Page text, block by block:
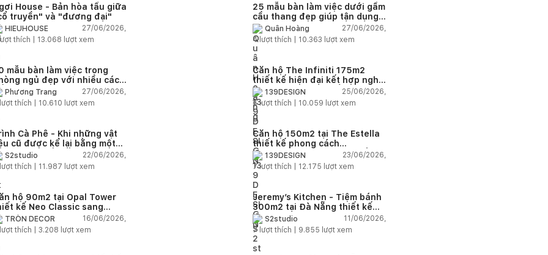
House - Bản hòa tấu giữa
truyền" và "đương đại"
HIEUHOUSE
27/06/2026,
thích | 13.068 lượt xem
25 mẫu bàn làm việc dưới gầm
cầu thang đẹp giúp tận dụng
diện tích tưởng chừng bị bỏ
quên
Quân Hoàng
27/06/2026,
4lượt thích | 10.363 lượt xem
mẫu bàn làm việc trong
ngủ đẹp với nhiều cách
trí thông minh cho mọi diện
Phương Trang
27/06/2026,
lượt thích | 10.610 lượt xem
Căn hộ The Infiniti 175m2
thiết kế hiện đại kết hợp nghệ
thuật Modern Art đầy cảm xúc
139DESIGN
25/06/2026,
6lượt thích | 10.059 lượt xem
Cà Phê - Khi những vật
cũ được kể lại bằng một
ngữ thiết kế mới
S2studio
22/06/2026,
lượt thích | 11.987 lượt xem
Căn hộ 150m2 tại The Estella
thiết kế phong cách
Farmhouse thanh lịch và ấm
áp
139DESIGN
23/06/2026,
7lượt thích | 12.175 lượt xem
hộ 90m2 tại Opal Tower
kế Neo Classic sang
cho gia đình trẻ
TRÒN DECOR
16/06/2026,
lượt thích | 3.208 lượt xem
Jeremy’s Kitchen - Tiệm bánh
300m2 tại Đà Nẵng thiết kế
phong cách công nghiệp hiện
đại ngập tràn ánh sáng tự
nhiên
S2studio
11/06/2026,
7 lượt thích | 9.855 lượt xem